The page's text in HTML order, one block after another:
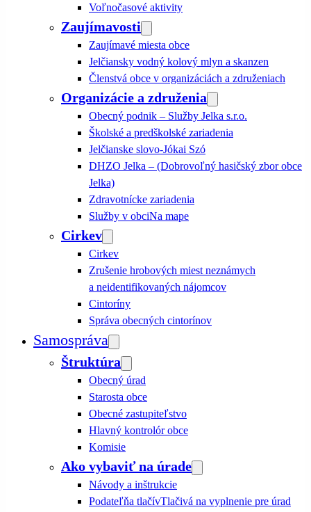
Voľnočasové aktivity
Zaujímavosti
Zaujímavé miesta obce
Jelčiansky vodný kolový mlyn a skanzen
Členstvá obce v organizáciách a združeniach
Organizácie a združenia
Obecný podnik – Služby Jelka s.r.o.
Školské a predškolské zariadenia
Jelčianske slovo-Jókai Szó
DHZO Jelka – (Dobrovoľný hasičský zbor obce
Jelka)
Zdravotnícke zariadenia
Služby v obciNa mape
Cirkev
Cirkev
Zrušenie hrobových miest neznámych
a neidentifikovaných nájomcov
Cintoríny
Správa obecných cintorínov
Samospráva
Štruktúra
Obecný úrad
Starosta obce
Obecné zastupiteľstvo
Hlavný kontrolór obce
Komisie
Ako vybaviť na úrade
Návody a inštrukcie
Podateľňa tlačívTlačivá na vyplnenie pre úrad